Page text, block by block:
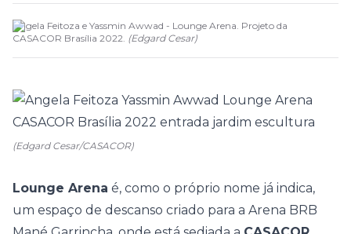
Angela Feitoza e Yassmin Awwad - Lounge Arena. Projeto da
CASACOR Brasília 2022. (Edgard Cesar)
(Edgard Cesar/CASACOR)
Lounge Arena é, como o próprio nome já indica,
um espaço de descanso criado para a Arena BRB